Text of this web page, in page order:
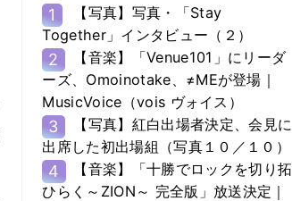
1
【写真】写真・「Stay
Together」インタビュー（２）
2
【音楽】「Venue101」にリーダ
ーズ、Omoinotake、≠MEが登場｜
MusicVoice（vois ヴォイス）
3
【写真】紅白出場者決定、会見に
出席した初出場組（写真１０／１０）
4
【音楽】「十勝でロックを切り拓
ひらく～ZION～ 完全版」放送決定｜